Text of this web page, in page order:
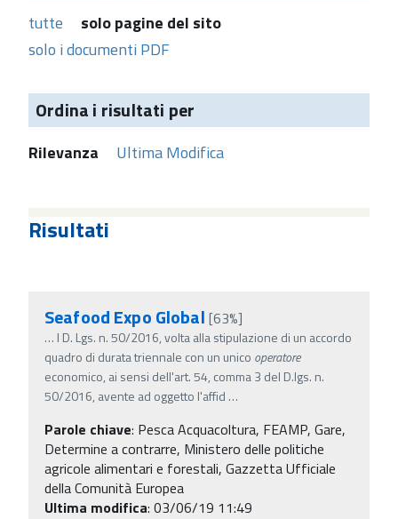
tutte
solo pagine del sito
solo i documenti PDF
Ordina i risultati per
Rilevanza Ultima Modifica
Risultati
Seafood Expo Global [63%]
… l D. Lgs. n. 50/2016, volta alla stipulazione di un accordo
quadro di durata triennale con un unico operatore
economico, ai sensi dell'art. 54, comma 3 del D.lgs. n.
50/2016, avente ad oggetto l'affid …
Parole chiave: Pesca Acquacoltura, FEAMP, Gare,
Determine a contrarre, Ministero delle politiche
agricole alimentari e forestali, Gazzetta Ufficiale
della Comunità Europea
Ultima modifica: 03/06/19 11:49